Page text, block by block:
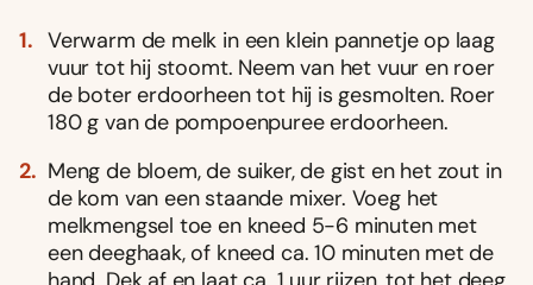
Verwarm de melk in een klein pannetje op laag
vuur tot hij stoomt. Neem van het vuur en roer
de boter erdoorheen tot hij is gesmolten. Roer
180 g van de pompoenpuree erdoorheen.
Meng de bloem, de suiker, de gist en het zout in
de kom van een staande mixer. Voeg het
melkmengsel toe en kneed 5-6 minuten met
een deeghaak, of kneed ca. 10 minuten met de